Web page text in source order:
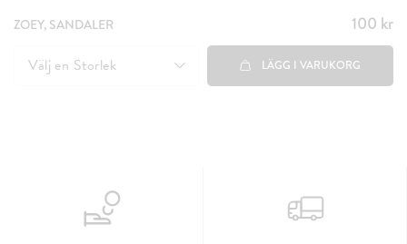
ZOEY, SANDALER Pris:
100 kr
100 kr
Välj en Storlek LÄGG I VARUKORG